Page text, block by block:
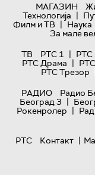
МАГАЗИН
Технологијa |
Филм и ТВ | Наука
За мале
ТВ
РТС 1 | РТС
РТС Драма |
РТС Трезор
РАДИО
Радио
Београд 3 |
Рокенролер |
РТС
Контакт |